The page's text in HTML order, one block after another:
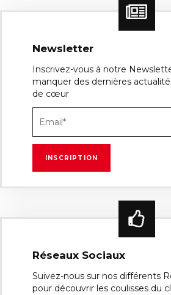
Newsletter
Inscrivez-vous à notre
manquer des dernières
de cœur
Réseaux Sociaux
Suivez-nous sur nos différents
pour découvrir les coulisses du